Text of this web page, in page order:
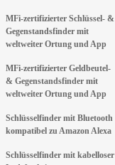
MFi-zertifizierter Schlüssel- &
Gegenstandsfinder mit
weltweiter Ortung und App
MFi-zertifizierter Geldbeutel-
& Gegenstandsfinder mit
weltweiter Ortung und App
Schlüsselfinder mit Bluetooth
kompatibel zu Amazon Alexa
Schlüsselfinder mit kabelloser